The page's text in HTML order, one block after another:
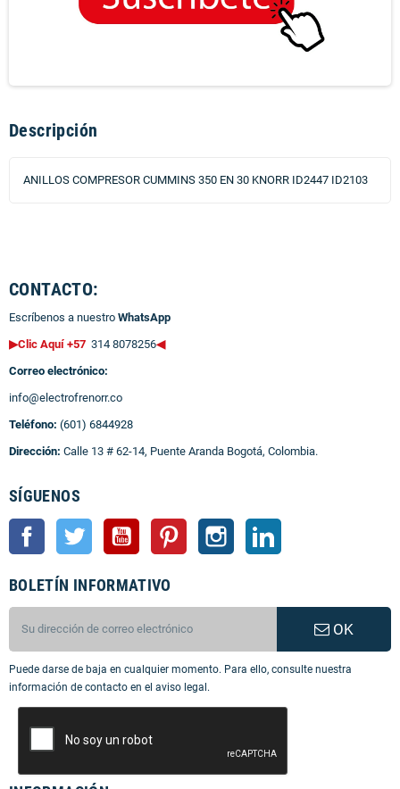
Descripción
ANILLOS COMPRESOR CUMMINS 350 EN 30 KNORR ID2447 ID2103
CONTACTO:
Escríbenos a nuestro WhatsApp
▶Clic Aquí +57 314 8078256◀
Correo electrónico:
info@electrofrenorr.co
Teléfono: (601) 6844928
Dirección: Calle 13 # 62-14, Puente Aranda Bogotá, Colombia.
SÍGUENOS
Facebook Twitter YouTube Pinterest Instagram
BOLETÍN INFORMATIVO
OK
Puede darse de baja en cualquier momento. Para ello, consulte nuestra
información de contacto en el aviso legal.